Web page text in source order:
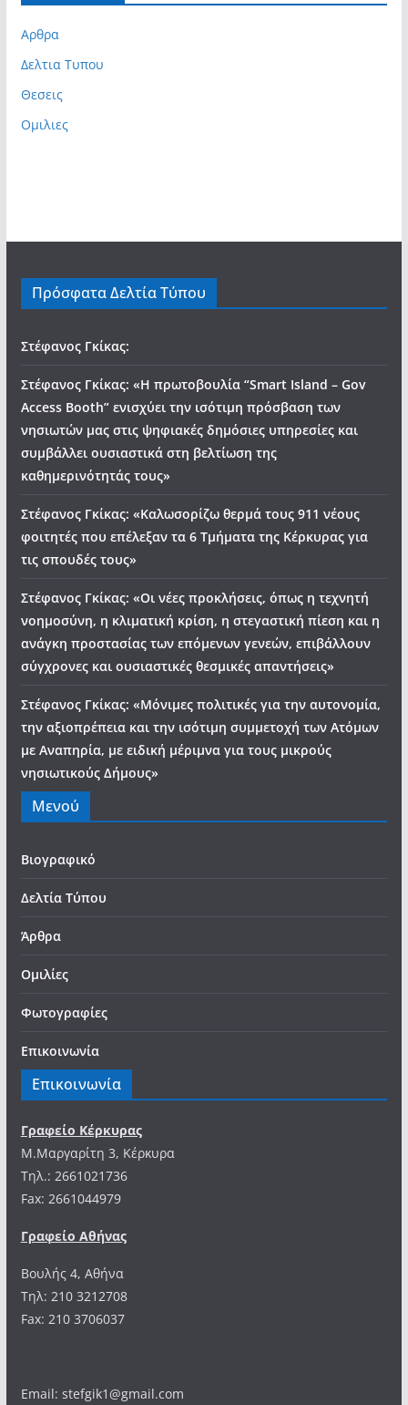
Αρθρα
Δελτια Τυπου
Θεσεις
Ομιλιες
Πρόσφατα Δελτία Τύπου
Στέφανος Γκίκας:
Στέφανος Γκίκας: «Η πρωτοβουλία “Smart Island – Gov
Access Booth” ενισχύει την ισότιμη πρόσβαση των
νησιωτών μας στις ψηφιακές δημόσιες υπηρεσίες και
συμβάλλει ουσιαστικά στη βελτίωση της
καθημερινότητάς τους»
Στέφανος Γκίκας: «Καλωσορίζω θερμά τους 911 νέους
φοιτητές που επέλεξαν τα 6 Τμήματα της Κέρκυρας για
τις σπουδές τους»
Στέφανος Γκίκας: «Οι νέες προκλήσεις, όπως η τεχνητή
νοημοσύνη, η κλιματική κρίση, η στεγαστική πίεση και η
ανάγκη προστασίας των επόμενων γενεών, επιβάλλουν
σύγχρονες και ουσιαστικές θεσμικές απαντήσεις»
Στέφανος Γκίκας: «Μόνιμες πολιτικές για την αυτονομία,
την αξιοπρέπεια και την ισότιμη συμμετοχή των Ατόμων
με Αναπηρία, με ειδική μέριμνα για τους μικρούς
νησιωτικούς Δήμους»
Μενού
Βιογραφικό
Δελτία Τύπου
Άρθρα
Ομιλίες
Φωτογραφίες
Επικοινωνία
Επικοινωνία
Γραφείο Κέρκυρας
Μ.Μαργαρίτη 3, Κέρκυρα
Tηλ.: 2661021736
Fax: 2661044979
Γραφείο Αθήνας
Βουλής 4, Αθήνα
Τηλ: 210 3212708
Fax: 210 3706037
Email: stefgik1@gmail.com